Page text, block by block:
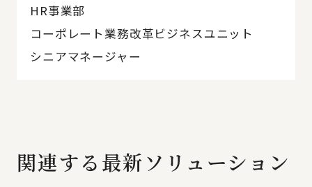
HR事業部
コーポレート業務改革ビジネスユニット
シニアマネージャー
関連する最新ソリューション